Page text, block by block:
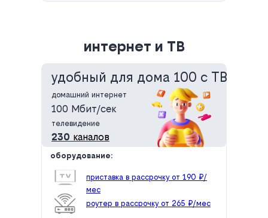
интернет и ТВ
удобный для дома 100 с ТВ
домашний интернет
телевидение
100 Мбит/сек
230 каналов
приставка в рассрочку от 190 ₽/
мес
роутер в рассрочку от 265 ₽/мес
оборудование: